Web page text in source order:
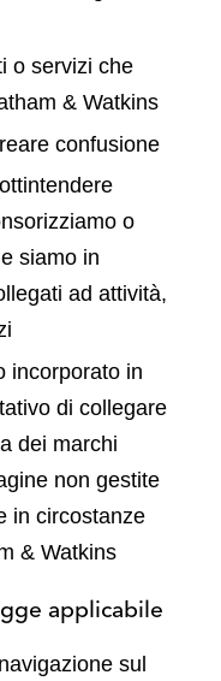
o servizi che
& Watkins
confusione
o
siamo in
ad attività,
incorporato in
di collegare
dei marchi
non gestite
in circostanze
& Watkins
applicabile
sul